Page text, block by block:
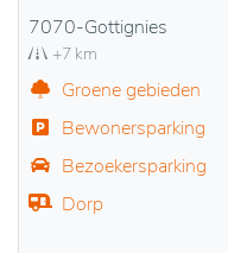
7070-Gottignies
+7 km
Groene gebieden
Bewonersparking
Bezoekersparking
Dorp